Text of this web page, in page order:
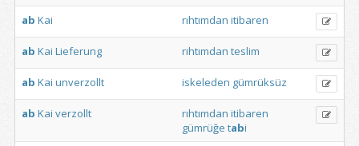
ab Kai rıhtımdan itibaren
ab Kai Lieferung rıhtımdan teslim
ab Kai unverzollt iskeleden gümrüksüz
ab Kai verzollt rıhtımdan itibaren
gümrüğe tabi